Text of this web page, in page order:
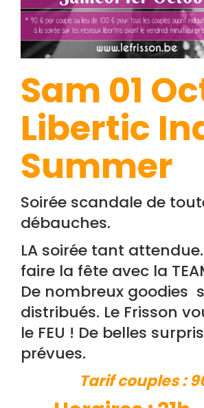
Sam 01
Libertic
Summer
Soirée scandale de
débauches.
LA soirée tant
faire la fête avec la
De nombreux goodies
distribués. Le Frisson
le FEU ! De belles
prévues.
Tarif couples :